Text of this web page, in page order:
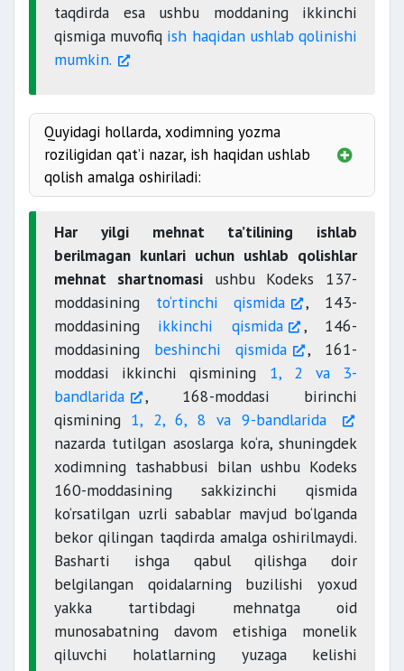
taqdirda esa ushbu moddaning ikkinchi
qismiga muvofiq ish haqidan ushlab qolinishi
mumkin.
Quyidagi hollarda, xodimning yozma
roziligidan qat’i nazar, ish haqidan ushlab
qolish amalga oshiriladi:
Har yilgi mehnat ta’tilining ishlab
berilmagan kunlari uchun ushlab qolishlar
mehnat shartnomasiushbu Kodeks 137-
moddasining to‘rtinchi qismida
, 143-
moddasining ikkinchi qismida
, 146-
moddasining beshinchi qismida
, 161-
moddasi ikkinchi qismining 1, 2 va 3-
bandlarida
, 168-moddasi birinchi
qismining 1, 2, 6, 8 va 9-bandlarida
nazarda tutilgan asoslarga ko‘ra, shuningdek
xodimning tashabbusi bilan ushbu Kodeks
160-moddasining sakkizinchi qismida
ko‘rsatilgan uzrli sabablar mavjud bo‘lganda
bekor qilingan taqdirda amalga oshirilmaydi.
Basharti ishga qabul qilishga doir
belgilangan qoidalarning buzilishi yoxud
yakka tartibdagi mehnatga oid
munosabatning davom etishiga monelik
qiluvchi holatlarning yuzaga kelishi